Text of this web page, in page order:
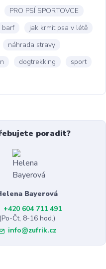
PRO PSÍ SPORTOVCE
barf
jak krmit psa v létě
náhrada stravy
dogtrekking
sport
poradit?
Bayerová
+420 604 711 491
(Po-Čt, 8-16 hod.)
info@zufrik.cz